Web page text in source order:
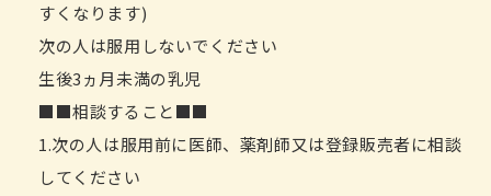
すくなります)
次の人は服用しないでください
生後3ヵ月未満の乳児
■■相談すること■■
1.次の人は服用前に医師、薬剤師又は登録販売者に相談
してください